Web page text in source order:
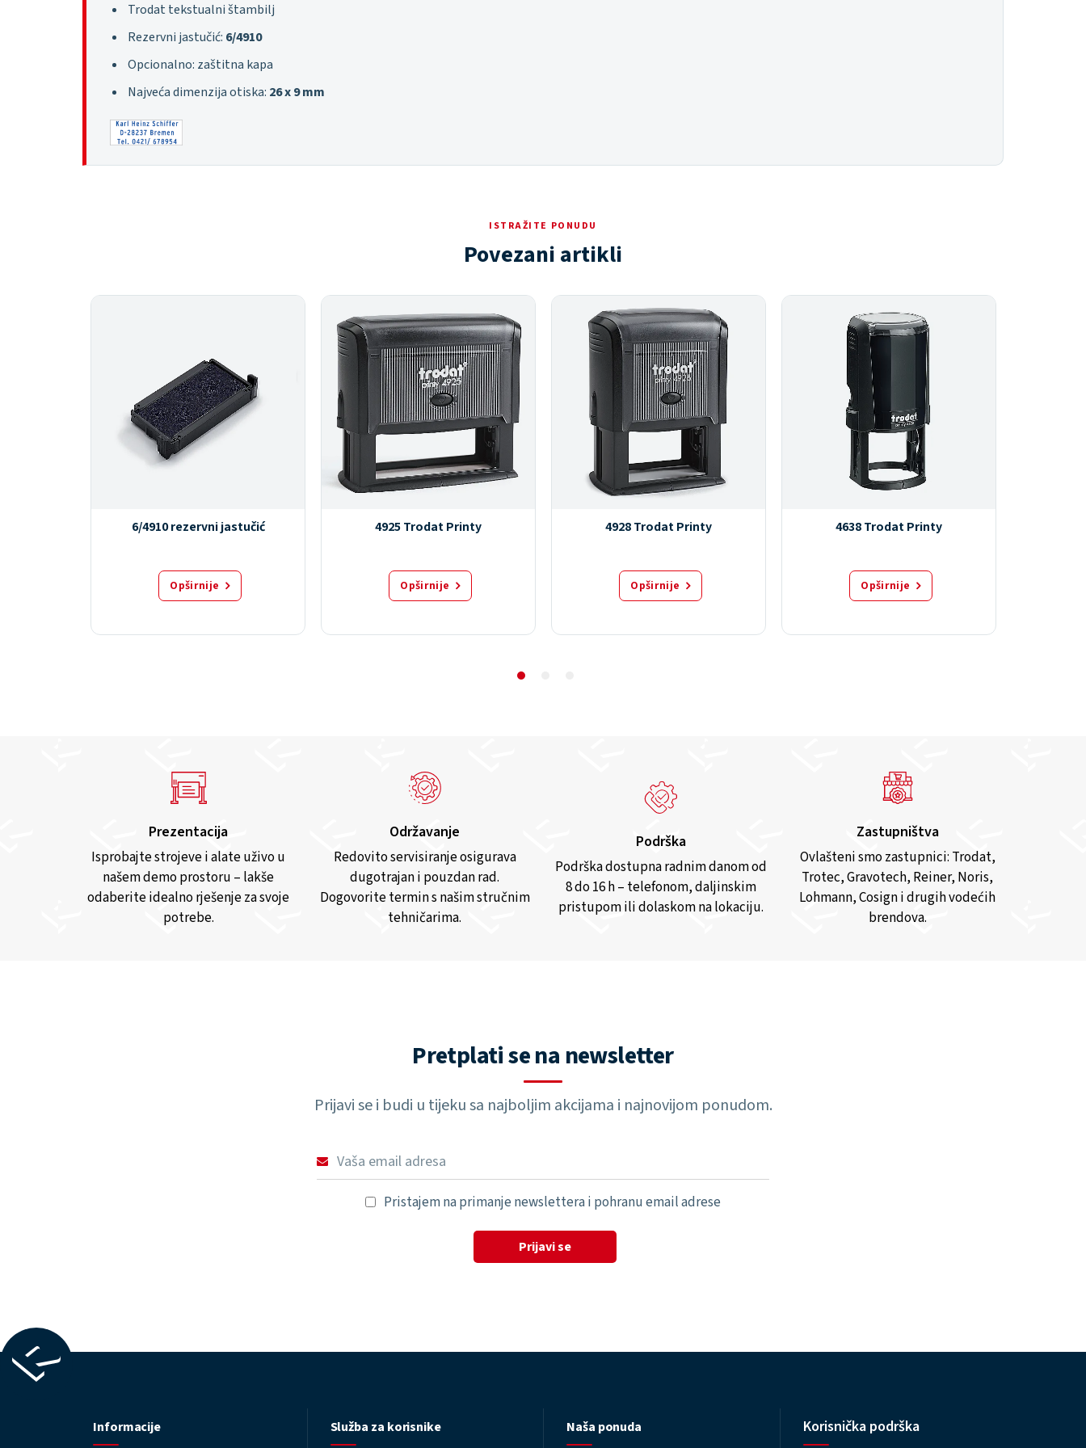
Trodat tekstualni štambilj
Rezervni jastučić: 6/4910
Opcionalno: zaštitna kapa
Najveća dimenzija otiska: 26 x 9 mm
ISTRAŽITE PONUDU
Povezani artikli
6/4910 rezervni jastučić
Opširnije
4925 Trodat Printy
Opširnije
4928 Trodat Printy
Opširnije
4638 Trodat Printy
Opširnije
Prezentacija
Isprobajte strojeve i alate uživo u
našem demo prostoru – lakše
odaberite idealno rješenje za svoje
potrebe.
Održavanje
Redovito servisiranje osigurava
dugotrajan i pouzdan rad.
Dogovorite termin s našim stručnim
tehničarima.
Podrška
Podrška dostupna radnim danom od
8 do 16 h – telefonom, daljinskim
pristupom ili dolaskom na lokaciju.
Zastupništva
Ovlašteni smo zastupnici: Trodat,
Trotec, Gravotech, Reiner, Noris,
Lohmann, Cosign i drugih vodećih
brendova.
Pretplati se na newsletter
Prijavi se i budi u tijeku sa najboljim akcijama i najnovijom ponudom.
Pristajem na primanje newslettera i pohranu email adrese
Prijavi se
Informacije Služba za korisnike Naša ponuda Korisnička podrška